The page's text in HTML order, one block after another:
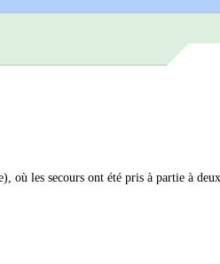
où les secours ont été pris à partie à